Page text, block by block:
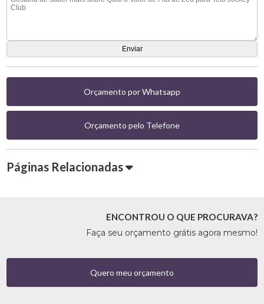
Orçamento por Whatsapp
Orçamento pelo Telefone
Páginas Relacionadas
ENCONTROU O QUE PROCURAVA?
Faça seu orçamento grátis agora mesmo!
Quero meu orçamento